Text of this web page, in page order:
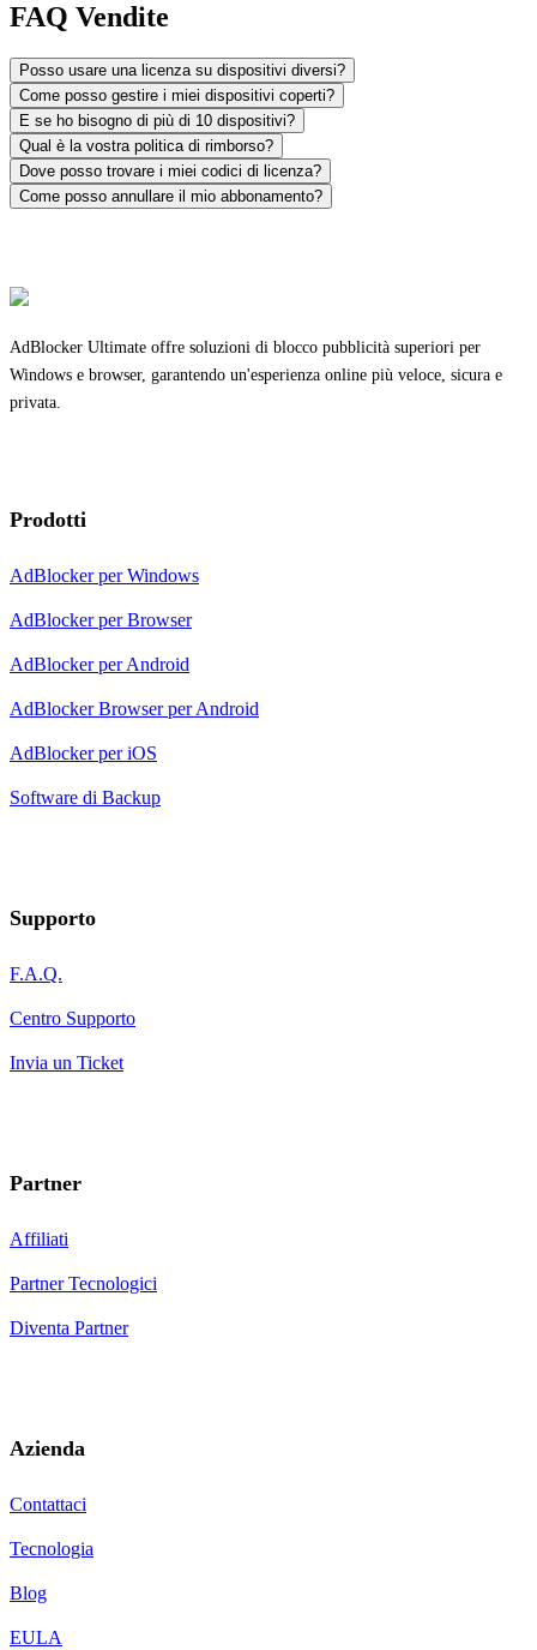
FAQ Vendite
Posso usare una licenza su dispositivi diversi?
Come posso gestire i miei dispositivi coperti?
E se ho bisogno di più di 10 dispositivi?
Qual è la vostra politica di rimborso?
Dove posso trovare i miei codici di licenza?
Come posso annullare il mio abbonamento?
AdBlocker Ultimate offre soluzioni di blocco pubblicità superiori per
Windows e browser, garantendo un'esperienza online più veloce, sicura e
privata.
Prodotti
AdBlocker per Windows
AdBlocker per Browser
AdBlocker per Android
AdBlocker Browser per Android
AdBlocker per iOS
Software di Backup
Supporto
F.A.Q.
Centro Supporto
Invia un Ticket
Partner
Affiliati
Partner Tecnologici
Diventa Partner
Azienda
Contattaci
Tecnologia
Blog
EULA